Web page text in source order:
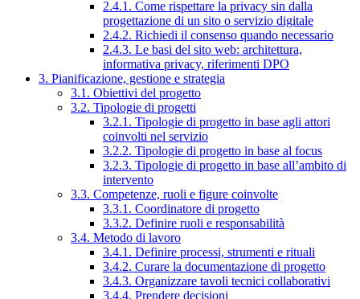
2.4.1. Come rispettare la privacy sin dalla
progettazione di un sito o servizio digitale
2.4.2. Richiedi il consenso quando necessario
2.4.3. Le basi del sito web: architettura,
informativa privacy, riferimenti DPO
3. Pianificazione, gestione e strategia
3.1. Obiettivi del progetto
3.2. Tipologie di progetti
3.2.1. Tipologie di progetto in base agli attori
coinvolti nel servizio
3.2.2. Tipologie di progetto in base al focus
3.2.3. Tipologie di progetto in base all’ambito di
intervento
3.3. Competenze, ruoli e figure coinvolte
3.3.1. Coordinatore di progetto
3.3.2. Definire ruoli e responsabilità
3.4. Metodo di lavoro
3.4.1. Definire processi, strumenti e rituali
3.4.2. Curare la documentazione di progetto
3.4.3. Organizzare tavoli tecnici collaborativi
3.4.4. Prendere decisioni